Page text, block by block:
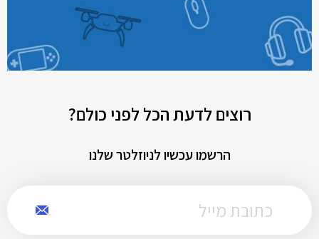
רוצים לדעת הכל לפני כולם?
הרשמו עכשיו לניוזלטר שלנו